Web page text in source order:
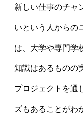
新しい仕事のチャ
いという人からの
は、大学や専門学
知識はあるものの
プロジェクトを通
ズもあることがわ